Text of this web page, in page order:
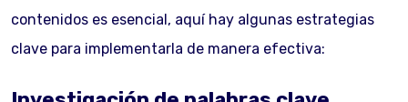
contenidos es esencial, aquí hay algunas estrategias
clave para implementarla de manera efectiva: